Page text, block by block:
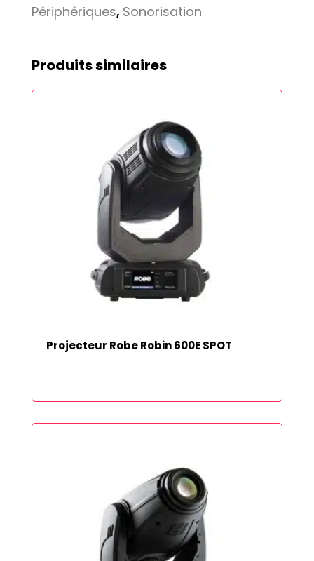
Périphériques, Sonorisation
Produits similaires
Projecteur Robe Robin 600E SPOT